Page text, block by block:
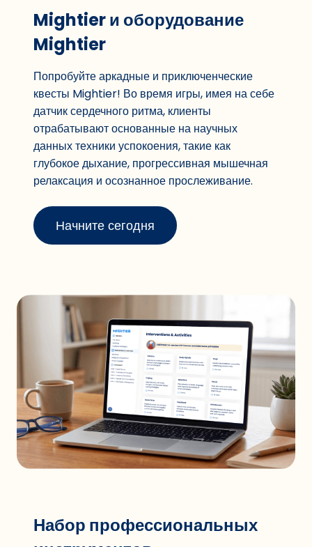
Mightier и оборудование
Mightier
Попробуйте аркадные и приключенческие
квесты Mightier! Во время игры, имея на себе
датчик сердечного ритма, клиенты
отрабатывают основанные на научных
данных техники успокоения, такие как
глубокое дыхание, прогрессивная мышечная
релаксация и осознанное прослеживание.
Начните сегодня
Набор профессиональных